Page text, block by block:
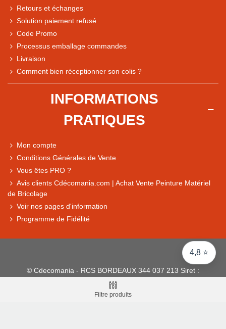
4,8 ⭐
Comparaison des performances du magasin
Retours et échanges
Solution paiement refusé
Code Promo
Processus emballage commandes
Livraison
Comment bien réceptionner son colis ?
INFORMATIONS
PRATIQUES
Mon compte
Conditions Générales de Vente
Vous êtes PRO ?
Avis clients Cdécomania.com | Achat Vente Peinture Matériel
de Bricolage
Voir nos pages d'information
Programme de Fidélité
© Cdecomania - RCS BORDEAUX 344 037 213 Siret :
344 037 213 001 31 - 1922-2026 Tous droits réservés
Filtre produits